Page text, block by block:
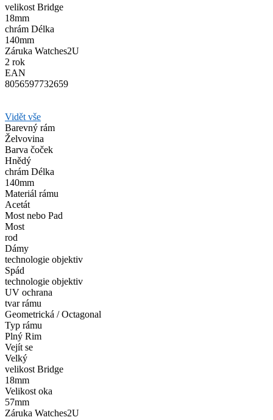
velikost Bridge
18mm
chrám Délka
140mm
Záruka Watches2U
2 rok
EAN
8056597732659
Vidět vše
Barevný rám
Želvovina
Barva čoček
Hnědý
chrám Délka
140mm
Materiál rámu
Acetát
Most nebo Pad
Most
rod
Dámy
technologie objektiv
Spád
technologie objektiv
UV ochrana
tvar rámu
Geometrická / Octagonal
Typ rámu
Plný Rim
Vejít se
Velký
velikost Bridge
18mm
Velikost oka
57mm
Záruka Watches2U